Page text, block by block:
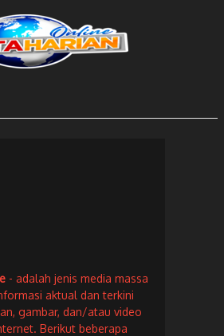
- adalah jenis media massa
aktual dan terkini
gambar, dan/atau video
Berikut beberapa